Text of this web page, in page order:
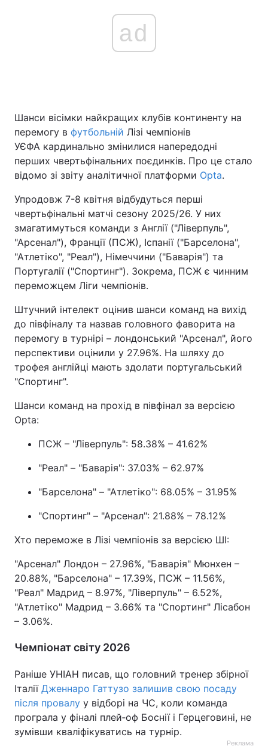
ad
Шанси вісімки найкращих клубів континенту на
перемогу в футбольній Лізі чемпіонів
УЄФА кардинально змінилися напередодні
перших чвертьфінальних поєдинків. Про це стало
відомо зі звіту аналітичної платформи Opta.
Упродовж 7-8 квітня відбудуться перші
чвертьфінальні матчі сезону 2025/26. У них
змагатимуться команди з Англії ("Ліверпуль",
"Арсенал"), Франції (ПСЖ), Іспанії ("Барселона",
"Атлетіко", "Реал"), Німеччини ("Баварія") та
Португалії ("Спортинг"). Зокрема, ПСЖ є чинним
переможцем Ліги чемпіонів.
Штучний інтелект оцінив шанси команд на вихід
до півфіналу та назвав головного фаворита на
перемогу в турнірі – лондонський "Арсенал", його
перспективи оцінили у 27.96%. На шляху до
трофея англійці мають здолати португальський
"Спортинг".
Шанси команд на прохід в півфінал за версією
Opta:
ПСЖ – "Ліверпуль": 58.38% – 41.62%
"Реал" – "Баварія": 37.03% – 62.97%
"Барселона" – "Атлетіко": 68.05% – 31.95%
"Спортинг" – "Арсенал": 21.88% – 78.12%
Хто переможе в Лізі чемпіонів за версією ШІ:
"Арсенал" Лондон – 27.96%, "Баварія" Мюнхен –
20.88%, "Барселона" – 17.39%, ПСЖ – 11.56%,
"Реал" Мадрид – 8.97%, "Ліверпуль" – 6.52%,
"Атлетіко" Мадрид – 3.66% та "Спортинг" Лісабон
– 3.06%.
Чемпіонат світу 2026
Раніше УНІАН писав, що головний тренер збірної
Італії Дженнаро Гаттузо залишив свою посаду
після провалу у відборі на ЧС, коли команда
програла у фіналі плей‑оф Боснії і Герцеговині, не
зумівши кваліфікуватись на турнір.
Реклама